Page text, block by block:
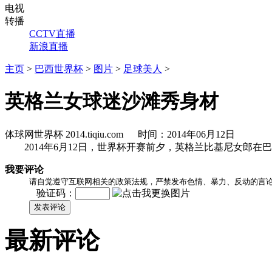
电视
转播
CCTV直播
新浪直播
主页 > 巴西世界杯 > 图片 > 足球美人 >
英格兰女球迷沙滩秀身材
体球网世界杯 2014.tiqiu.com 时间：2014年06月12日
2014年6月12日，世界杯开赛前夕，英格兰比基尼女郎在
我要评论
请自觉遵守互联网相关的政策法规，严禁发布色情、暴力、反动的言
验证码：
发表评论
最新评论